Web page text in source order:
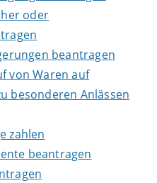
oder
beantragen
von Waren auf
besonderen Anlässen
zahlen
beantragen